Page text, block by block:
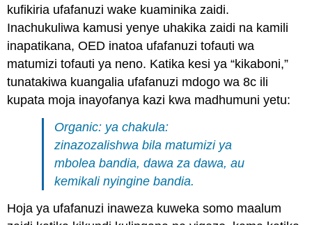
kufikiria ufafanuzi wake kuaminika zaidi.
Inachukuliwa kamusi yenye uhakika zaidi na kamili
inapatikana, OED inatoa ufafanuzi tofauti wa
matumizi tofauti ya neno. Katika kesi ya “kikaboni,”
tunatakiwa kuangalia ufafanuzi mdogo wa 8c ili
kupata moja inayofanya kazi kwa madhumuni yetu:
Organic: ya chakula:
zinazozalishwa bila matumizi ya
mbolea bandia, dawa za dawa, au
kemikali nyingine bandia.
Hoja ya ufafanuzi inaweza kuweka somo maalum